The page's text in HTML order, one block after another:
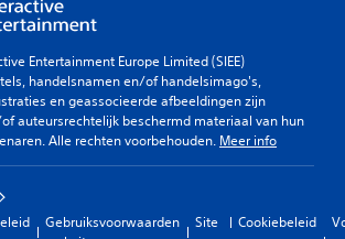
Entertainment Europe Limited (SIEE)
handelsnamen en/of handelsimago's,
en geassocieerde afbeeldingen zijn
auteursrechtelijk beschermd materiaal van hun
Alle rechten voorbehouden. Meer info
Gebruiksvoorwaarden
Site
Cookiebeleid